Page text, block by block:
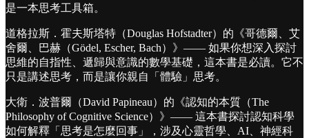
是一本思考工具箱。
󠀠道格拉斯．霍夫斯塔特（Douglas Hofstadter）的《哥德爾、艾
舍爾、巴赫（Gödel, Escher, Bach）》—— 如果你想深入探討
思維的自指性、遞歸與意識的數學基礎，這本書是必讀。它不
只是講述思考，而是讓你親自「體驗」思考。
󠀠大衛．波普爾（David Papineau）的《認知的本質（The
Philosophy of Cognitive Science）》—— 這本書探討認知科學
如何解釋「思考是怎麼回事」，涉及心靈哲學、AI、神經科